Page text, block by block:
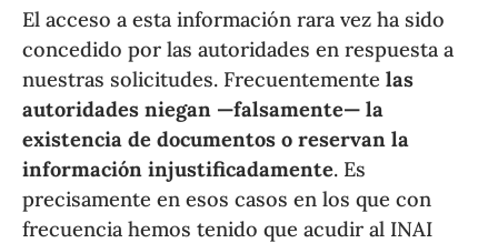
El acceso a esta información rara vez ha sido
concedido por las autoridades en respuesta a
nuestras solicitudes. Frecuentementelas
autoridades niegan —falsamente— la
existencia de documentos o reservan la
información injustificadamente. Es
precisamente en esos casos en los que con
frecuencia hemos tenido que acudir al INAI